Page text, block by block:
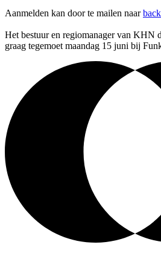
Aanmelden kan door te mailen naar
Het bestuur en regiomanager van KHN
graag tegemoet maandag 15 juni bij